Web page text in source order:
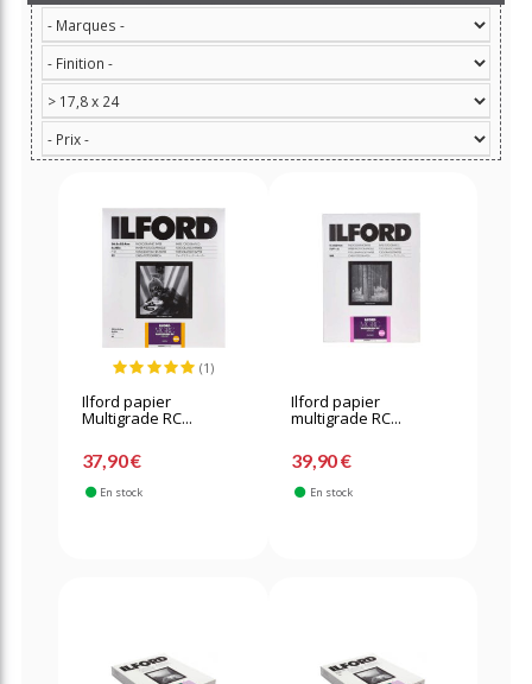
(1)
Ilford papier
Multigrade RC...
37,90 €
En stock
Ilford papier
multigrade RC...
39,90 €
En stock